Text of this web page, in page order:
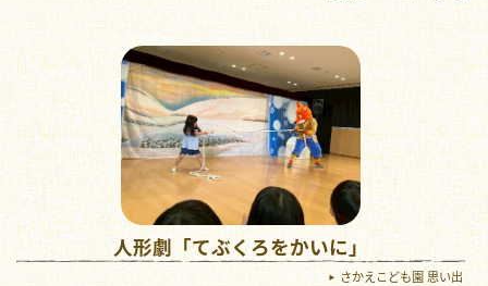
人形劇「てぶくろをかいに」
さかえこども園 思い出